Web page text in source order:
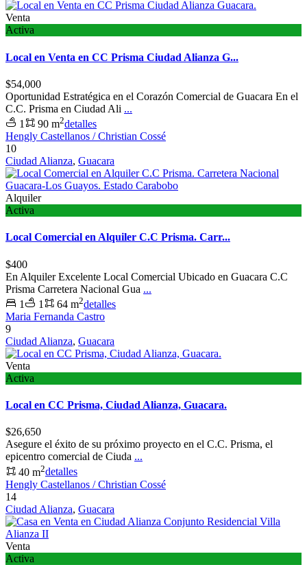
Venta
Activa
Local en Venta en CC Prisma Ciudad Alianza G...
$54,000
Oportunidad Estratégica en el Corazón Comercial de Guacara En el
C.C. Prisma en Ciudad Ali ...
1
90 m2detalles
Hengly Castellanos / Christian Cossé
10
Ciudad Alianza, Guacara
Alquiler
Activa
Local Comercial en Alquiler C.C Prisma. Carr...
$400
En Alquiler Excelente Local Comercial Ubicado en Guacara C.C
Prisma Carretera Nacional Gua ...
1
1 64 m2detalles
Maria Fernanda Castro
9
Ciudad Alianza, Guacara
Venta
Activa
Local en CC Prisma, Ciudad Alianza, Guacara.
$26,650
Asegure el éxito de su próximo proyecto en el C.C. Prisma, el
epicentro comercial de Ciuda ...
40 m2detalles
Hengly Castellanos / Christian Cossé
14
Ciudad Alianza, Guacara
Venta
Activa